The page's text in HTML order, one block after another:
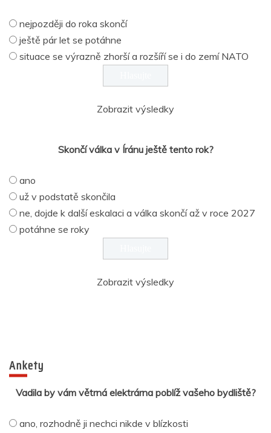
nejpozději do roka skončí
ještě pár let se potáhne
situace se výrazně zhorší a rozšíří se i do zemí NATO
Zobrazit výsledky
Skončí válka v Íránu ještě tento rok?
ano
už v podstatě skončila
ne, dojde k další eskalaci a válka skončí až v roce 2027
potáhne se roky
Zobrazit výsledky
Ankety
Vadila by vám větrná elektrárna poblíž vašeho bydliště?
ano, rozhodně ji nechci nikde v blízkosti